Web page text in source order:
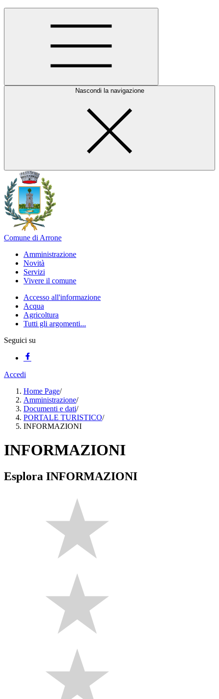
Nascondi la navigazione
Comune di Arrone
Amministrazione
Novità
Servizi
Vivere il comune
Accesso all'informazione
Acqua
Agricoltura
Tutti gli argomenti...
Seguici su
Accedi
Home Page/
Amministrazione/
Documenti e dati/
PORTALE TURISTICO/
INFORMAZIONI
INFORMAZIONI
Esplora INFORMAZIONI